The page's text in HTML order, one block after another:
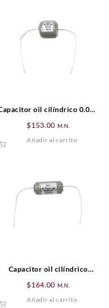
oil cilíndrico 0.022
$153.00 M.N.
Añadir al carrito
Capacitor oil cilíndrico
$164.00 M.N.
Añadir al carrito